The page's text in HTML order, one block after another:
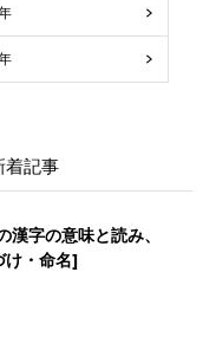
着記事
漢字の意味と読み、
け・命名]